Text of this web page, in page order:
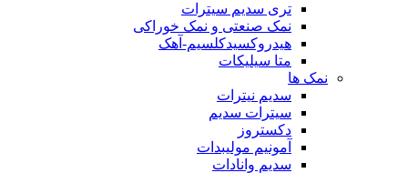
تری سدیم سیترات
نمک صنعتی و نمک خوراکی
هیدروکسیدکلسیم-آهک
متا سیلیکات
نمک ها
سدیم نیترات
سیترات سدیم
دکستروز
آمونیم مولیبدات
سدیم وانادات